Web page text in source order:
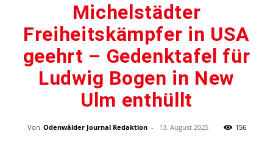
Michelstädter
Freiheitskämpfer in USA
geehrt – Gedenktafel für
Ludwig Bogen in New
Ulm enthüllt
Von Odenwälder Journal Redaktion - 13. August 2025 156